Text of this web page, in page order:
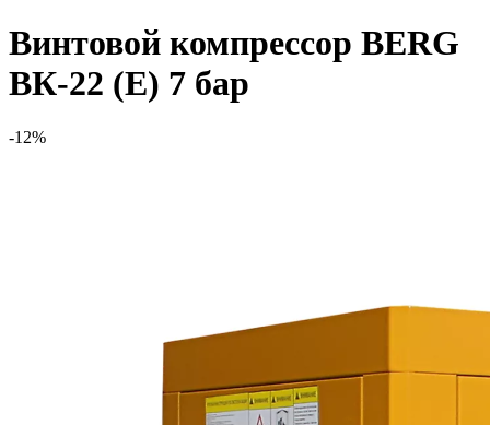
Винтовой компрессор BERG
ВК-22 (E) 7 бар
-12%